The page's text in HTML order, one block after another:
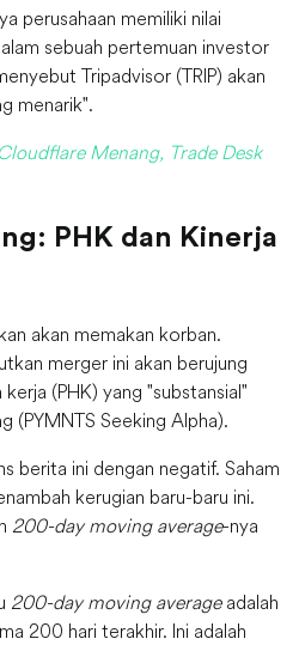
perusahaan memiliki nilai
sebuah pertemuan investor
Tripadvisor (TRIP) akan
menarik".
Menang, Trade Desk
PHK dan Kinerja
akan memakan korban.
merger ini akan berujung
(PHK) yang "substansial"
(PYMNTS Seeking Alpha).
berita ini dengan negatif. Saham
kerugian baru-baru ini.
200-day moving average-nya
200-day moving averageadalah
200 hari terakhir. Ini adalah